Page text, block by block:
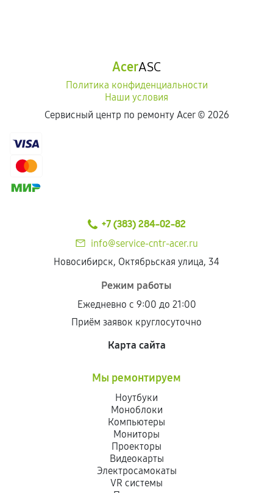
AcerASC
Политика конфиденциальности
Наши условия
Сервисный центр по ремонту Acer © 2026
+7 (383) 284-02-82
info@service-cntr-acer.ru
Новосибирск, Октябрьская улица, 34
Режим работы
Ежедневно с 9:00 до 21:00
Приём заявок круглосуточно
Карта сайта
Мы ремонтируем
Ноутбуки
Моноблоки
Компьютеры
Мониторы
Проекторы
Видеокарты
Электросамокаты
VR системы